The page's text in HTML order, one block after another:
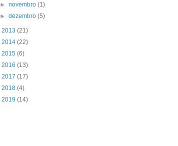
►novembro(1)
►dezembro(5)
2013 (21)
2014 (22)
2015 (6)
2016 (13)
2017 (17)
2018 (4)
2019 (14)